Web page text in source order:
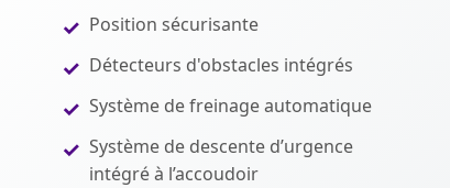
Position sécurisante
Détecteurs d'obstacles intégrés
Système de freinage automatique
Système de descente d’urgence
intégré à l’accoudoir